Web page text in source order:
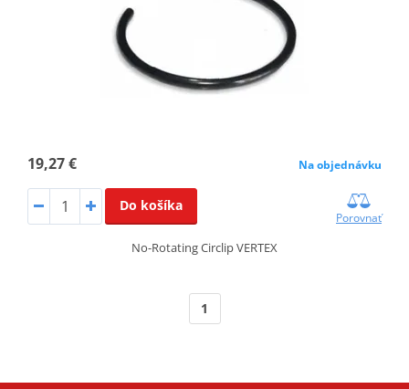
19,27 € Na objednávku
Do košíka
Porovnať
No-Rotating Circlip VERTEX
1